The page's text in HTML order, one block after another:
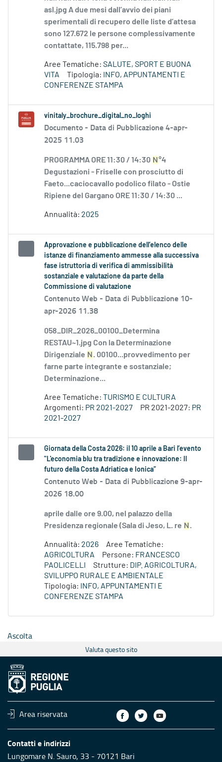
asl.jpg A due mesi dall’avvio dei piani
sperimentali di recupero delle liste d’attesa
sono 127.672 le persone complessivamente
contattate, 115.798 per...
Aree Tematiche: SALUTE, SPORT E BUONA
VITA
Tipologia:
INFO, APPUNTAMENTI E
CONFERENZE STAMPA
vinitaly_brochure_digital_no_loghi
Documento - Data di Pubblicazione 4-apr-
2025 11.03
PROGRAMMA ORE 11:30 / 14:30 N °4
Degustazioni - Friselle con prosciutto di
Faeto...caciocavallo podolico filato - Ostie
Ripiene del Gargano ORE 11:30 / 14:30 ...
Annualità: 2025
Approvazione e pubblicazione dell’elenco delle
istanze di finanziamento ammesse alla successiva
fase istruttoria di verifica di ammissibilità
sostanziale e valutazione da parte della
Commissione di valutazione
Contenuto Web - Data di Pubblicazione 10-
apr-2026 11.38
058_DIR_2026_00100_Determina
RESTAU~1.jpg Con la Determinazione
Dirigenziale N . 00100...provvedimento per
farne parte integrante e sostanziale;
Determinazione...
Aree Tematiche: TURISMO E CULTURA
Argomenti: PR 2021-2027 PR 2021-2027: PR
2021-2027
Giornata della Costa 2026: il 10 aprile a Bari l’evento
"L'economia blu tra tradizione e innovazione: Il
futuro della Costa Adriatica e Ionica”
Contenuto Web - Data di Pubblicazione 9-apr-
2026 18.00
aprile dalle ore 9.00, nel palazzo della
Presidenza regionale (Sala di Jeso, L. re N .
Annualità: 2026
Aree Tematiche:
AGRICOLTURA
Persone: FRANCESCO
PAOLICELLI
Strutture: DIP. AGRICOLTURA,
SVILUPPO RURALE E AMBIENTALE
Tipologia:
INFO, APPUNTAMENTI E
CONFERENZE STAMPA
Ascolta
Valuta questo sito
Area riservata
Contatti e indirizzi
Lungomare N. Sauro, 33 - 70121 Bari